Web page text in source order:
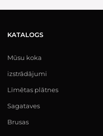
KATALOGS
Mūsu koka
izstrādājumi
Līmētas plātnes
Sagataves
Brusas